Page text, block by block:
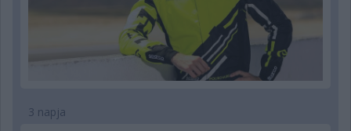
3 napja